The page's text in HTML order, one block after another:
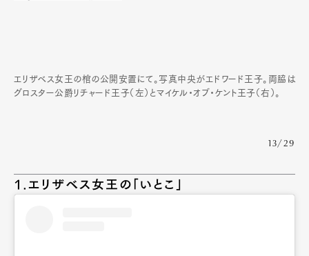
エリザベス女王の棺の公開安置にて。写真中央がエドワード王子。両脇は
グロスター公爵リチャード王子（左）とマイケル・オブ・ケント王子（右）。
13/29
1.エリザベス女王の「いとこ」